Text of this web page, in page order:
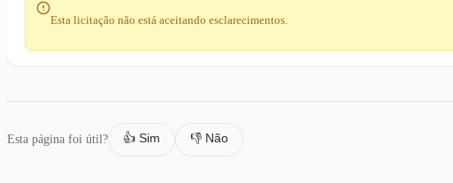
Esta licitação não está aceitando esclarecimentos.
Esta página foi útil? 👍 Sim 👎 Não